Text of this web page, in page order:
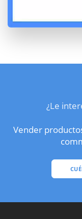
¿Le
Vender